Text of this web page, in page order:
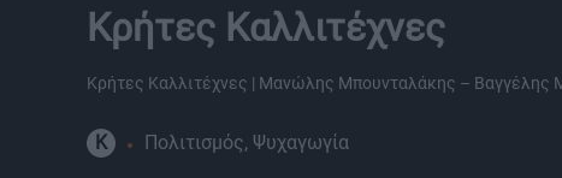
Κρήτες Καλλιτέχνες
Κρήτες Καλλιτέχνες | Μανώλης Μπουνταλάκης – Βαγγέλης
K Πολιτισμός, Ψυχαγωγία